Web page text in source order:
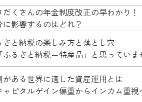
だくさんの年金制度改正の早わかり！
に影響するのはどれ？
さと納税の楽しみ方と落とし穴
ふるさと納税＝特産品」と思ってい
がある世界に適した資産運用とは
ャピタルゲイン偏重からインカム重視